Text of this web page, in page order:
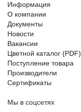
Информация
О компании
Документы
Новости
Вакансии
Цветной каталог (PDF)
Поступление товара
Производители
Сертификаты
Мы в соцсетях